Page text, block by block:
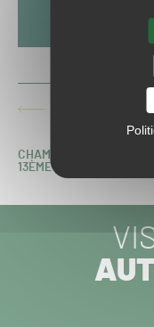
ARTICLE
CHAMPIONNAT
14ÈME JOURNÉE
ARTICLE
SUIVANT :
CHAMPIONNAT DE
13ÈME JOURNÉE DE